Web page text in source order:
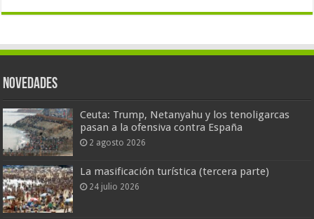
Novedades
Ceuta: Trump, Netanyahu y los tenoligarcas
pasan a la ofensiva contra España
2 agosto 2026
La masificación turística (tercera parte)
24 julio 2026